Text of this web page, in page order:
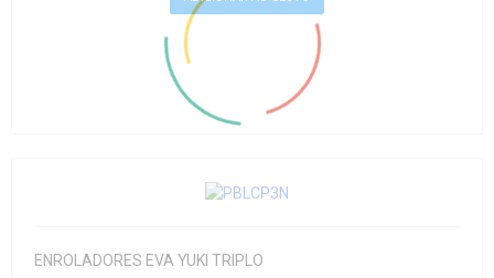
ENROLADORES EVA YUKI TRIPLO